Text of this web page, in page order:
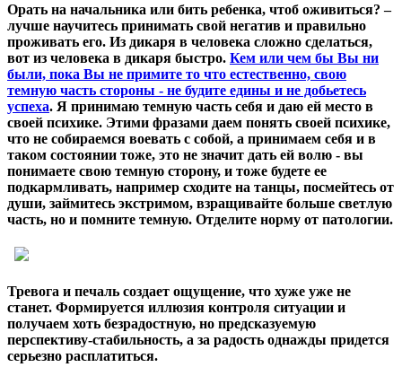
Орать на начальника или бить ребенка, чтоб оживиться? –
лучше научитесь принимать свой негатив и правильно
проживать его. Из дикаря в человека сложно сделаться,
вот из человека в дикаря быстро. Кем или чем бы Вы ни
были, пока Вы не примите то что естественно, свою
темную часть стороны - не будите едины и не добьетесь
успеха. Я принимаю темную часть себя и даю ей место в
своей психике. Этими фразами даем понять своей психике,
что не собираемся воевать с собой, а принимаем себя и в
таком состоянии тоже, это не значит дать ей волю - вы
понимаете свою темную сторону, и тоже будете ее
подкармливать, например сходите на танцы, посмейтесь от
души, займитесь экстримом, взращивайте больше светлую
часть, но и помните темную. Отделите норму от патологии.
Тревога и печаль создает ощущение, что хуже уже не
станет. Формируется иллюзия контроля ситуации и
получаем хоть безрадостную, но предсказуемую
перспективу-стабильность, а за радость однажды придется
серьезно расплатиться.